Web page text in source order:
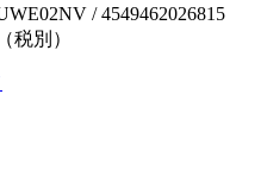
/ 4549462026815
（税別）